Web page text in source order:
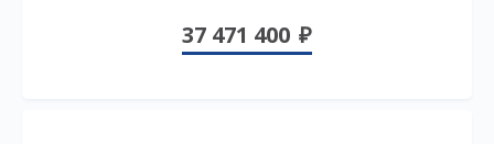
37 471 400